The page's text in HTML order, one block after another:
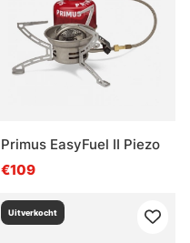
Primus EasyFuel II Piezo
€109
Uitverkocht